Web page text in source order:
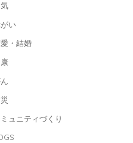
い
・結婚
ュニティづくり